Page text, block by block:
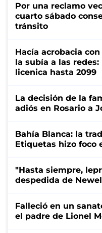
Por una reclamo
cuarto sábado
tránsito
Hacía acrobacia
la subía a las
licenica hasta 2099
La decisión de la
adiós en Rosario a
Bahía Blanca: la
Etiquetas hizo foco
"Hasta siempre,
despedida de
Falleció en un
el padre de Lionel